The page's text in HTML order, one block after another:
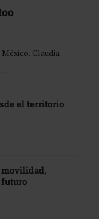
Claudia
…
el territorio